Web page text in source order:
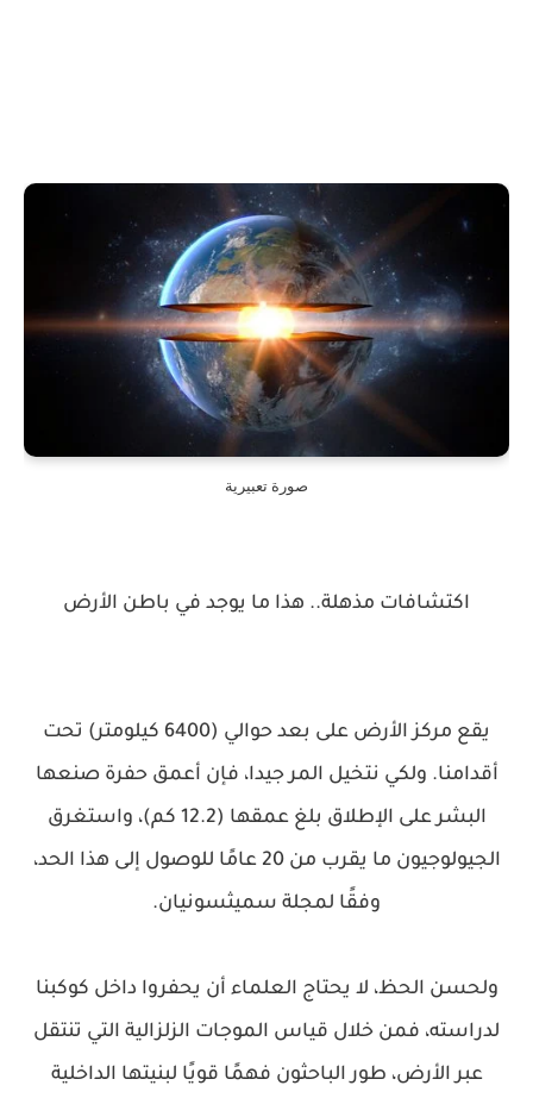
صورة تعبيرية
اكتشافات مذهلة.. هذا ما يوجد في باطن الأرض
يقع مركز الأرض على بعد حوالي (6400 كيلومتر) تحت
أقدامنا. ولكي نتخيل المر جيدا، فإن أعمق حفرة صنعها
البشر على الإطلاق بلغ عمقها (12.2 كم)، واستغرق
الجيولوجيون ما يقرب من 20 عامًا للوصول إلى هذا الحد،
وفقًا لمجلة سميثسونيان.
ولحسن الحظ، لا يحتاج العلماء أن يحفروا داخل كوكبنا
لدراسته، فمن خلال قياس الموجات الزلزالية التي تنتقل
عبر الأرض، طور الباحثون فهمًا قويًا لبنيتها الداخلية